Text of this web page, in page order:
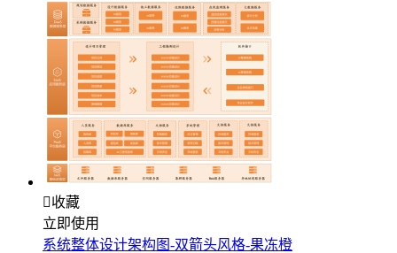
收藏
立即使用
系统整体设计架构图-双箭头风格-果冻橙